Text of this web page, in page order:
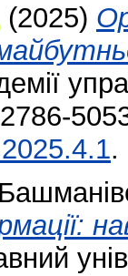
(2025)
.